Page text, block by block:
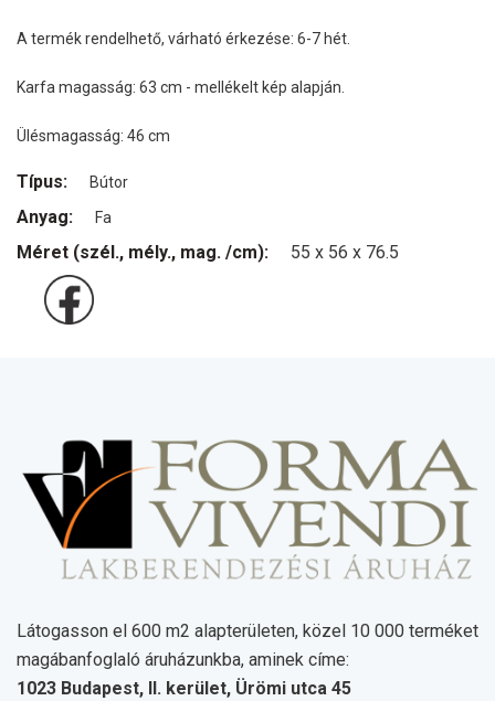
A termék rendelhető, várható érkezése: 6-7 hét.
Karfa magasság: 63 cm - mellékelt kép alapján.
Ülésmagasság: 46 cm
Típus: Bútor
Anyag: Fa
Méret (szél., mély., mag. /cm): 55 x 56 x 76.5
Látogasson el 600 m2 alapterületen, közel 10 000 terméket
magábanfoglaló áruházunkba, aminek címe:
1023 Budapest, II. kerület, Ürömi utca 45